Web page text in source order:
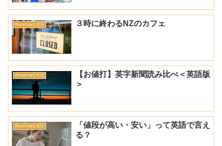
World Lifeな生活 ３時に終わるNZのカフェ
World Lifeな生活
【お値打】英字新聞読み比べ＜英語版
＞
World Lifeな生活
「値段が高い・安い」って英語で言え
る？